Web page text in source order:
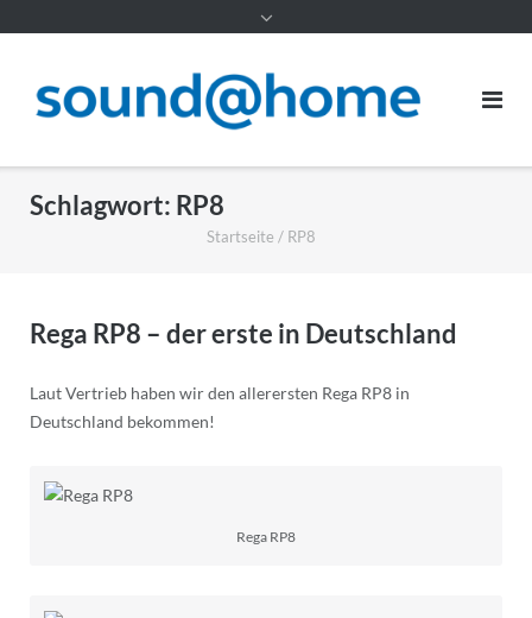
Schlagwort: RP8
Startseite / RP8
Rega RP8 – der erste in Deutschland
Laut Vertrieb haben wir den allerersten Rega RP8 in
Deutschland bekommen!
Rega RP8